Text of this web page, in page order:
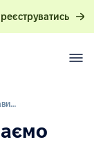
OKR проти KPI: Вибираємо правильний фреймворк